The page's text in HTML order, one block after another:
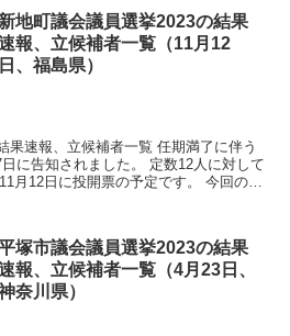
新地町議会議員選挙2023の結果
報、立候補者一覧（11月12
日、福島県）
果速報、立候補者一覧 任期満了に伴う
に告知されました。 定数12人に対して
月12日に投開票の予定です。 今回の記
塚市議会議員選挙2023の結果
報、立候補者一覧（4月23日、
奈川県）